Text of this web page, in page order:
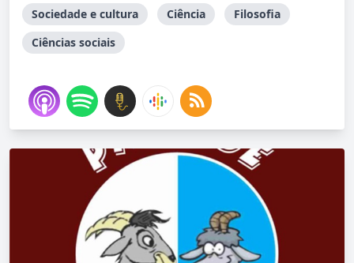
Sociedade e cultura Ciência
Filosofia
Ciências sociais